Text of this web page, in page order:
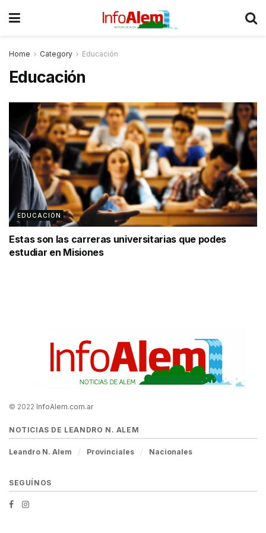
Home Category Educación
Educación
EDUCACIÓN
Estas son las carreras universitarias que podes
estudiar en Misiones
© 2022 InfoAlem.com.ar
NOTICIAS DE LEANDRO N. ALEM
Leandro N. Alem Provinciales Nacionales
SEGUÍNOS